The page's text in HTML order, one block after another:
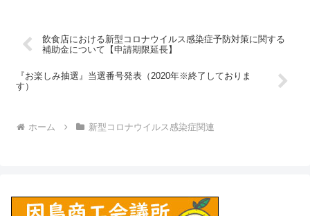
飲食店における新型コロナウイルス感染症予防対策に関する
補助金について【申請期限延長】
『お楽しみ抽選』当選番号発表（2020年※終了しておりま
す）
ホーム 新型コロナウイルス感染症関連